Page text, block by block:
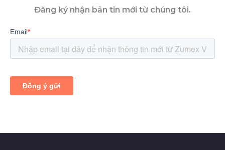
Đăng ký nhận bản tin mới từ chúng tôi.